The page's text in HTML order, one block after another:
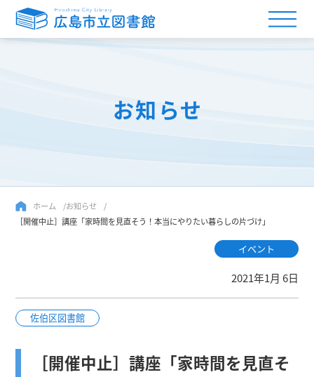
お知らせ
ホーム
お知らせ
［開催中止］講座「家時間を見直そう！本当にやりたい暮らしの片づけ」
イベント
2021年1月 6日
佐伯区図書館
［開催中止］講座「家時間を見直そ